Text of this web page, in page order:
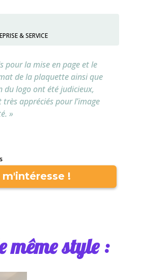
& SERVICE
pour la mise en page et le
de la plaquette ainsi que
du logo ont été judicieux,
appréciés pour l’image
»
m'intéresse !
même style :